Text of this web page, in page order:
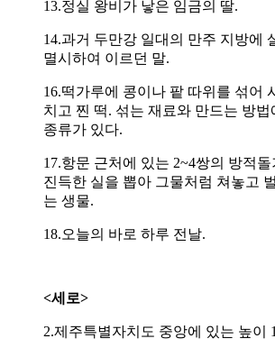
13.정실 왕비가 낳은 임금의 딸.
14.과거 두만강 일대의 만주 지방에
멸시하여 이르던 말.
16.떡가루에 콩이나 팥 따위를 섞어
치고 찐 떡. 섞는 재료와 만드는 방법
종류가 있다.
17.항문 근처에 있는 2~4쌍의 방적
진득한 실을 뽑아 그물처럼 쳐놓고
는 생물.
18.오늘의 바로 하루 전날.
<세로>
2.제주특별자치도 중앙에 있는 높이